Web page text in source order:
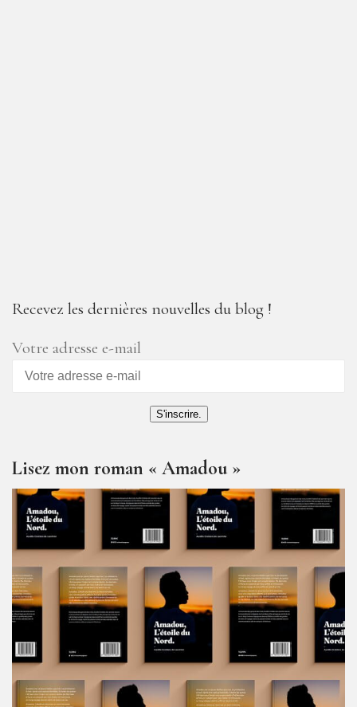
Recevez les dernières nouvelles du blog !
Votre adresse e-mail
S'inscrire.
Lisez mon roman « Amadou »